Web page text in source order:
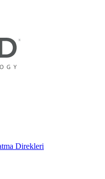
Direkleri